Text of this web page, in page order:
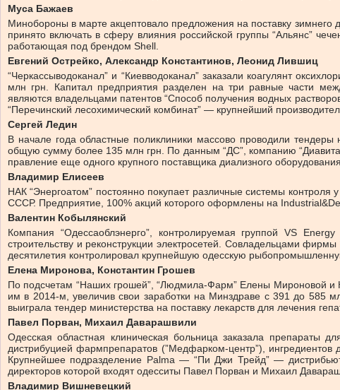
Муса Бажаев
Минобороны в марте акцептовало предложения на поставку зимнего
принято включать в сферу влияния российской группы “Альянс”
работающая под брендом Shell.
Евгений Острейко, Александр Константинов, Леонид Лившиц
“Черкассыводоканал” и “Киевводоканал” заказали коагулянт
млн грн. Капитал предприятия разделен на три равные части
являются владельцами патентов “Способ получения водных
“Перечинский лесохимический комбинат” — крупнейший
Сергей Ледин
В начале года областные поликлиники массово проводили
общую сумму более 135 млн грн. По данным “ДС”, компанию
правление еще одного крупного поставщика диализного
Владимир Елисеев
НАК “Энергоатом” постоянно покупает различные системы
СССР. Предприятие, 100% акций которого оформлены на
Валентин Кобылянский
Компания “Одессаоблэнерго”, контролируемая группой VS
строительству и реконструкции электросетей. Совладельцами
десятилетия контролировал крупнейшую одесскую
Елена Миронова, Константин Грошев
По подсчетам “Наших грошей”, “Людмила-Фарм” Елены Мироновой и
им в 2014-м, увеличив свои заработки на Минздраве с 391 до 585
выиграла тендер министерства на поставку лекарств для лечения
Павел Порван, Михаил Даварашвили
Одесская областная клиническая больница заказала препараты
дистрибуцией фармпрепаратов (”Медфарком-центр”),
Крупнейшее подразделение Palma — “Пи Джи Трейд” —
директоров которой входят одесситы Павел Порван и Михаил
Владимир Вишневецкий